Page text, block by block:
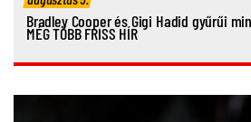
Bradley Cooper és Gigi Hadid gyűrűi
MÉG TÖBB FRISS HÍR